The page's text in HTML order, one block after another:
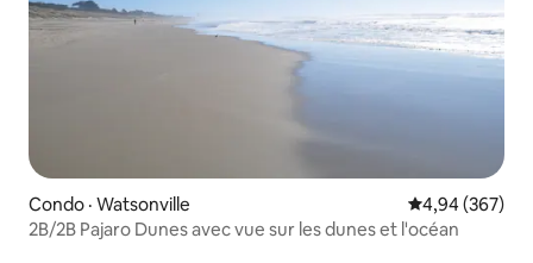
Condo · Watsonville Note
4,94 (367)
2B/2B Pajaro Dunes avec vue sur les dunes et l'océan